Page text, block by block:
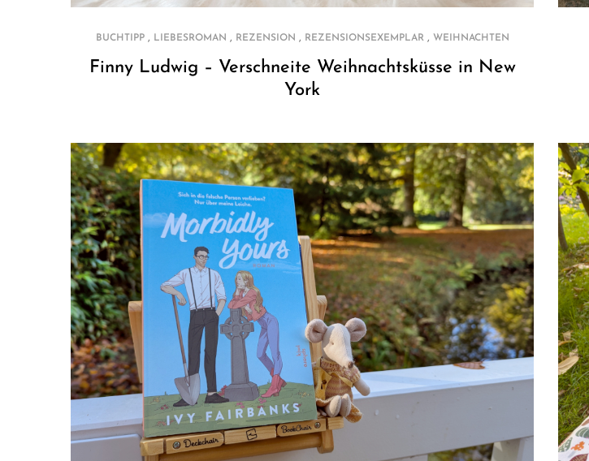
BUCHTIPP, LIEBESROMAN , REZENSION , REZENSIONSEXEMPLAR, WEIHNACHTEN
Finny Ludwig – Verschneite Weihnachtsküsse in New
York